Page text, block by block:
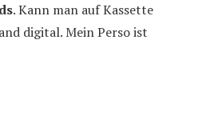
. Kann man auf Kassette
digital. Mein Perso ist